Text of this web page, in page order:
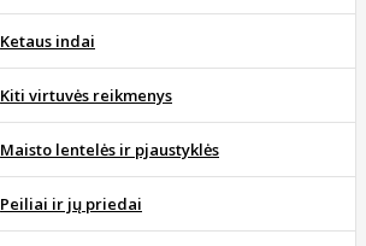
Ketaus indai
Kiti virtuvės reikmenys
Maisto lentelės ir pjaustyklės
Peiliai ir jų priedai